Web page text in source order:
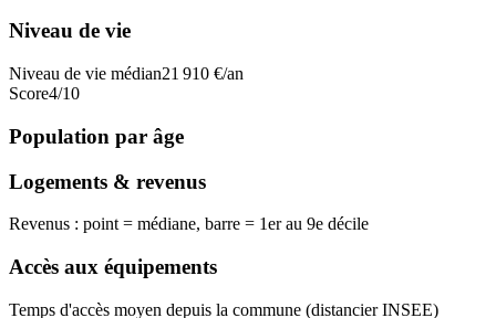
Niveau de vie
Niveau de vie médian21 910 €/an
Score4/10
Population par âge
Logements & revenus
Revenus : point = médiane, barre = 1er au 9e décile
Accès aux équipements
Temps d'accès moyen depuis la commune (distancier INSEE)